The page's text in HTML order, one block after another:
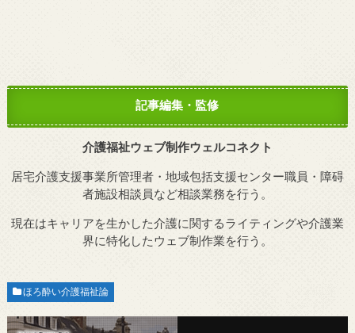
記事編集・監修
介護福祉ウェブ制作ウェルコネクト
居宅介護支援事業所管理者・地域包括支援センター職員・障碍
者施設相談員など相談業務を行う。
現在はキャリアを生かした介護に関するライティングや介護業
界に特化したウェブ制作業を行う。
ほろ酔い介護福祉論